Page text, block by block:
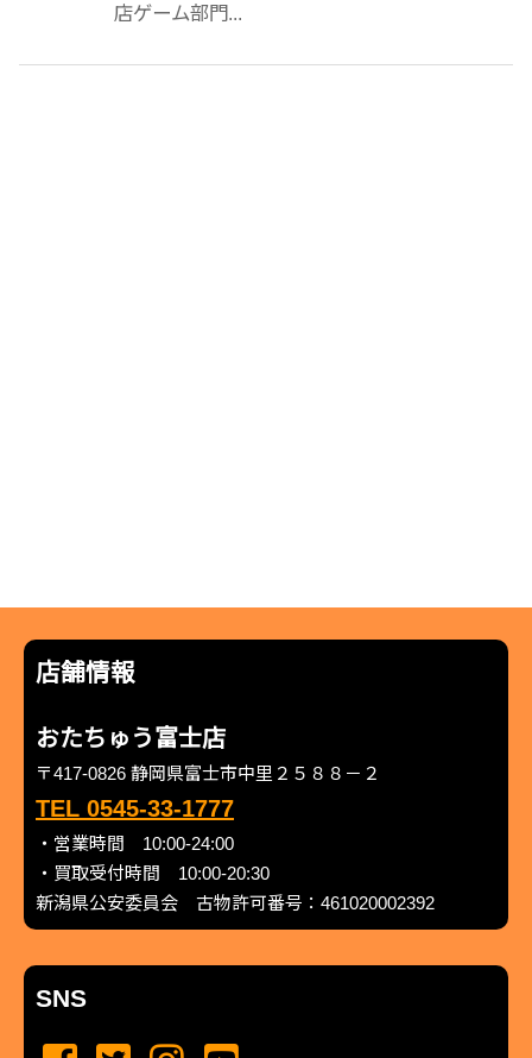
店ゲーム部門...
店舗情報
おたちゅう富士店
〒417-0826 静岡県富士市中里２５８８－２
TEL 0545-33-1777
・営業時間 10:00-24:00
・買取受付時間 10:00-20:30
新潟県公安委員会 古物許可番号：461020002392
SNS